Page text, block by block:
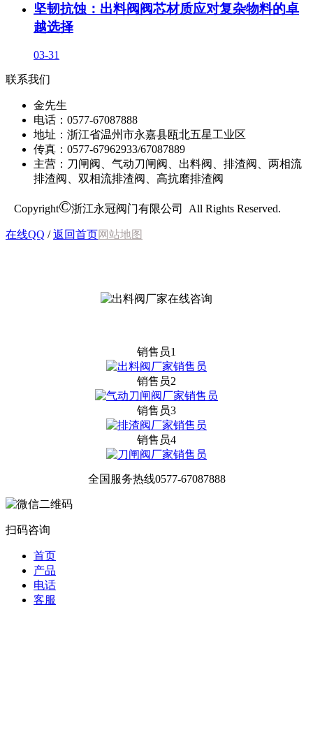
坚韧抗蚀：出料阀阀芯材质应对复杂物料的卓
越选择
03-31
联系我们
金先生
电话：0577-67087888
地址：浙江省温州市永嘉县瓯北五星工业区
传真：0577-67962933/67087889
主营：刀闸阀、气动刀闸阀、出料阀、排渣阀、两相流
排渣阀、双相流排渣阀、高抗磨排渣阀
Copyright©浙江永冠阀门有限公司 All Rights Reserved.
在线QQ /返回首页 网站地图
销售员1
销售员2
销售员3
销售员4
全国服务热线0577-67087888
扫码咨询
首页
产品
电话
客服